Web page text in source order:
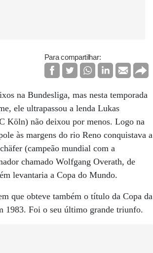
Para compartilhar:
na Bundesliga, mas nesta temporada
ele ultrapassou a lenda Lukas
Köln) não deixou por menos. Logo na
às margens do rio Reno conquistava a
(campeão mundial com a
chamado Wolfgang Overath, de
levantaria a Copa do Mundo.
que obteve também o título da Copa da
1983. Foi o seu último grande triunfo.